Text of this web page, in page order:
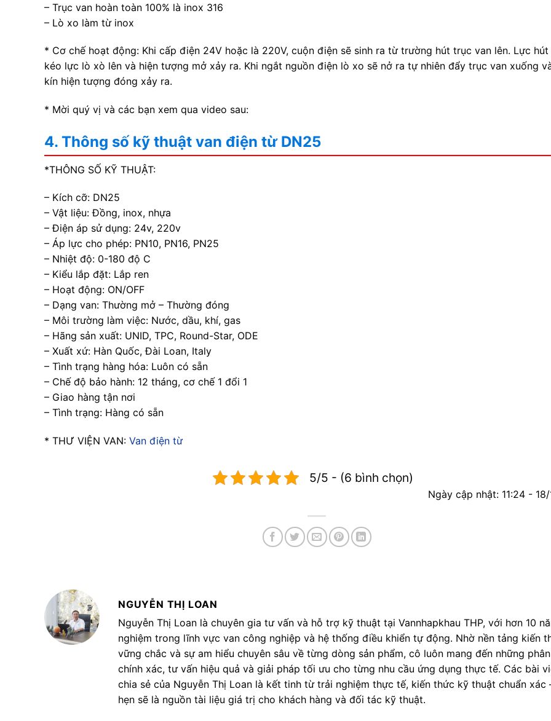
– Trục van hoàn toàn 100% là inox 316
– Lò xo làm từ inox
* Cơ chế hoạt động: Khi cấp điện 24V hoặc là 220V, cuộn điện sẽ sinh ra từ trường hút trục van lên. Lực
kéo lực lò xò lên và hiện tượng mở xảy ra. Khi ngắt nguồn điện lò xo sẽ nở ra tự nhiên đẩy trục van xuống
kín hiện tượng đóng xảy ra.
* Mời quý vị và các bạn xem qua video sau:
4. Thông số kỹ thuật van điện từ DN25
*THÔNG SỐ KỸ THUẬT:
– Kích cỡ: DN25
– Vật liệu: Đồng, inox, nhựa
– Điện áp sử dụng: 24v, 220v
– Áp lực cho phép: PN10, PN16, PN25
– Nhiệt độ: 0-180 độ C
– Kiểu lắp đặt: Lắp ren
– Hoạt động: ON/OFF
– Dạng van: Thường mở – Thường đóng
– Môi trường làm việc: Nước, dầu, khí, gas
– Hãng sản xuất: UNID, TPC, Round-Star, ODE
– Xuất xứ: Hàn Quốc, Đài Loan, Italy
– Tình trạng hàng hóa: Luôn có sẵn
– Chế độ bảo hành: 12 tháng, cơ chế 1 đổi 1
– Giao hàng tận nơi
– Tình trạng: Hàng có sẵn
* THƯ VIỆN VAN: Van điện từ
5/5 - (6 bình chọn)
Ngày cập nhật: 11:24 -
NGUYỄN THỊ LOAN
Nguyễn Thị Loan là chuyên gia tư vấn và hỗ trợ kỹ thuật tại Vannhapkhau THP, với hơn 10
nghiệm trong lĩnh vực van công nghiệp và hệ thống điều khiển tự động. Nhờ nền tảng kiến
vững chắc và sự am hiểu chuyên sâu về từng dòng sản phẩm, cô luôn mang đến những
chính xác, tư vấn hiệu quả và giải pháp tối ưu cho từng nhu cầu ứng dụng thực tế. Các bài
chia sẻ của Nguyễn Thị Loan là kết tinh từ trải nghiệm thực tế, kiến thức kỹ thuật chuẩn xác
hẹn sẽ là nguồn tài liệu giá trị cho khách hàng và đối tác kỹ thuật.